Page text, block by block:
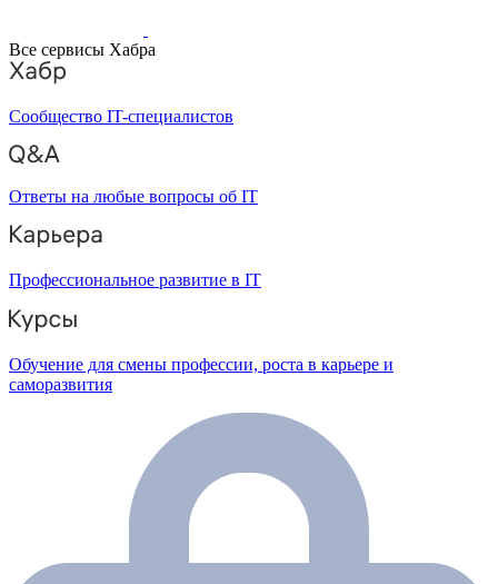
Все сервисы Хабра
Сообщество IT-специалистов
Ответы на любые вопросы об IT
Профессиональное развитие в IT
Обучение для смены профессии, роста в карьере и
саморазвития